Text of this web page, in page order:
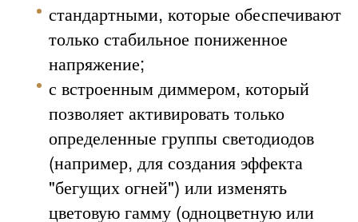
стандартными, которые обеспечивают
только стабильное пониженное
напряжение;
с встроенным диммером, который
позволяет активировать только
определенные группы светодиодов
(например, для создания эффекта
"бегущих огней") или изменять
цветовую гамму (одноцветную или